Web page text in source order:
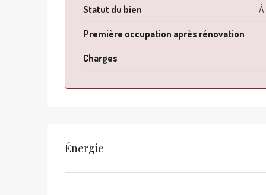
Statut du bien
Première occupation après rénovation
Charges
Énergie